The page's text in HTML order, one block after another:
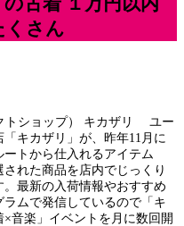
くさん
ユー
キカザリ」が、昨年11月に
トから仕入れるアイテム
れた商品を店内でじっくり
最新の入荷情報やおすすめ
ムで発信しているので「キ
音楽」イベントを月に数回開